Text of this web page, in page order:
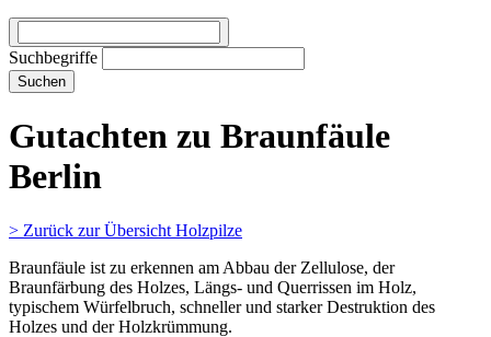
Suchbegriffe
Suchen
Gutachten zu Braunfäule
Berlin
> Zurück zur Übersicht Holzpilze
Braunfäule ist zu erkennen am Abbau der Zellulose, der
Braunfärbung des Holzes, Längs- und Querrissen im Holz,
typischem Würfelbruch, schneller und starker Destruktion des
Holzes und der Holzkrümmung.